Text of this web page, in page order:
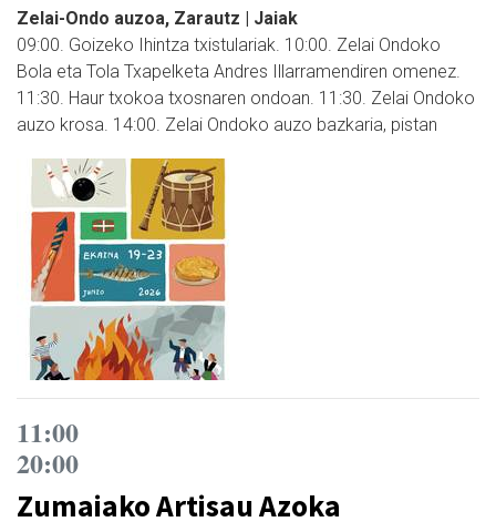
Zelai-Ondo auzoa, Zarautz | Jaiak
09:00. Goizeko Ihintza txistulariak. 10:00. Zelai Ondoko
Bola eta Tola Txapelketa Andres Illarramendiren omenez.
11:30. Haur txokoa txosnaren ondoan. 11:30. Zelai Ondoko
auzo krosa. 14:00. Zelai Ondoko auzo bazkaria, pistan
11:00
20:00
Zumaiako Artisau Azoka